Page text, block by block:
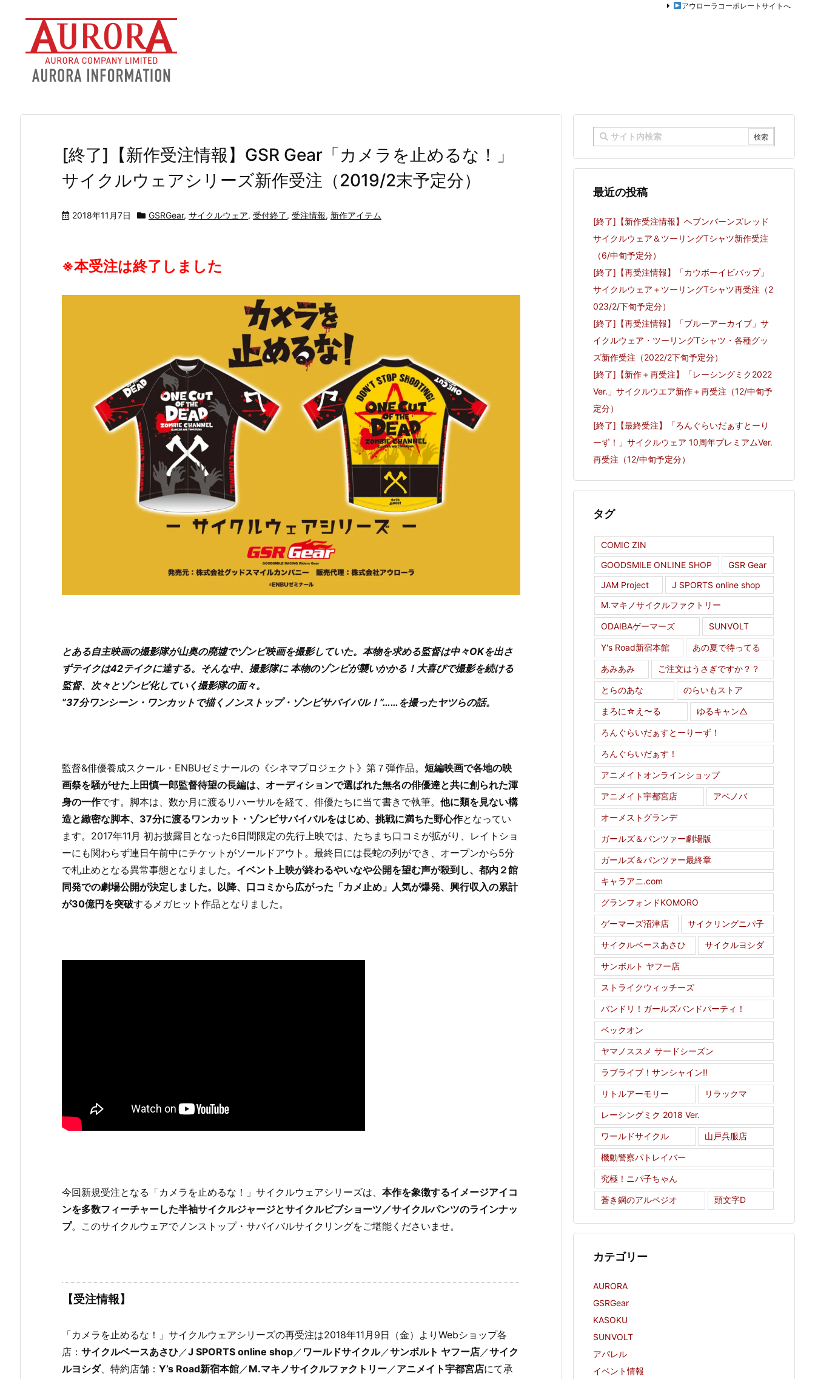
アウローラコーポレートサイトへ
[終了]【新作受注情報】GSR Gear「カメラを止めるな！」
サイクルウェアシリーズ新作受注（2019/2末予定分）
2018年11月7日 GSRGear, サイクルウェア, 受付終了, 受注情報, 新作アイテム
※本受注は終了しました
とある自主映画の撮影隊が山奥の廃墟でゾンビ映画を撮影していた。​本物を求める監督は中々OKを出さ
ずテイクは42テイクに達する。そんな中、撮影隊に 本物のゾンビが襲いかかる！​大喜びで撮影を続ける
監督、次々とゾンビ化していく撮影隊の面々。
”37分ワンシーン・ワンカットで描くノンストップ・ゾンビサバイバル！”……を撮ったヤツらの話。
監督&俳優養成スクール・ENBUゼミナールの《シネマプロジェクト》第７弾作品。 短編映画で各地の映
画祭を騒がせた上田慎一郎監督待望の長編は、オーディションで選ばれた無名の俳優達と共に創られた渾
身の一作です。​脚本は、数か月に渡るリハーサルを経て、俳優たちに当て書きで執筆。​ 他に類を見ない構
造と緻密な脚本、37分に渡るワンカット・ゾンビサバイバルをはじめ、挑戦に満ちた野心作となってい
ます。2017年11月 初お披露目となった6日間限定の先行上映では、たちまち口コミが拡がり、レイトショ
ーにも関わらず連日午前中にチケットがソールドアウト。最終日には長蛇の列ができ、オープンから5分
で札止めとなる異常事態となりました。 イベント上映が終わるやいなや公開を望む声が殺到し、都内２館
同発での劇場公開が決定しました。以降、口コミから広がった「カメ止め」人気が爆発、興行収入の累計
が30億円を突破するメガヒット作品となりました。
今回新規受注となる「カメラを止めるな！」サイクルウェアシリーズは、 本作を象徴するイメージアイコ
ンを多数フィーチャーした半袖サイクルジャージとサイクルビブショーツ／サイクルパンツのラインナッ
プ。このサイクルウェアでノンストップ・サバイバルサイクリングをご堪能くださいませ。
【受注情報】
「カメラを止めるな！」サイクルウェアシリーズの再受注は2018年11月9日（金）よりWebショップ各
店： サイクルベースあさひ／J SPORTS online shop／ ワールドサイクル／サンボルト ヤフー店／サイク
ルヨシダ、特約店舗： Y’s Road新宿本館／M.マキノサイクルファクトリー／アニメイト宇都宮店にて承
最近の投稿
[終了]【新作受注情報】ヘブンバーンズレッド
サイクルウェア＆ツーリングTシャツ新作受注
（6/中旬予定分）
[終了]【再受注情報】「カウボーイビバップ」
サイクルウェア＋ツーリングTシャツ再受注（2
023/2/下旬予定分）
[終了]【再受注情報】「ブルーアーカイブ」サ
イクルウェア・ツーリングTシャツ・各種グッ
ズ新作受注（2022/2下旬予定分）
[終了]【新作＋再受注】「レーシングミク2022
Ver.」サイクルウエア新作＋再受注（12/中旬予
定分）
[終了]【最終受注】「ろんぐらいだぁすとーり
ーず！」サイクルウェア 10周年プレミアムVer.
再受注（12/中旬予定分）
タグ
COMIC ZIN
GOODSMILE ONLINE SHOP
GSR Gear
JAM Project
J SPORTS online shop
M.マキノサイクルファクトリー
ODAIBAゲーマーズ SUNVOLT
Y's Road新宿本館 あの夏で待ってる
あみあみ ご注文はうさぎですか？？
とらのあな のらいもストア
まろに☆え〜る ゆるキャン△
ろんぐらいだぁすとーりーず！
ろんぐらいだぁす！
アニメイトオンラインショップ
アニメイト宇都宮店 アベノバ
オーメストグランデ
ガールズ＆パンツァー劇場版
ガールズ＆パンツァー最終章
キャラアニ.com
グランフォンドKOMORO
ゲーマーズ沼津店 サイクリングニパ子
サイクルベースあさひ サイクルヨシダ
サンボルト ヤフー店
ストライクウィッチーズ
バンドリ！ガールズバンドパーティ！
ベックオン
ヤマノススメ サードシーズン
ラブライブ！サンシャイン!!
リトルアーモリー リラックマ
レーシングミク 2018 Ver.
ワールドサイクル 山戸呉服店
機動警察パトレイバー
究極！ニパ子ちゃん
蒼き鋼のアルペジオ 頭文字D
カテゴリー
AURORA
GSRGear
KASOKU
SUNVOLT
アパレル
イベント情報